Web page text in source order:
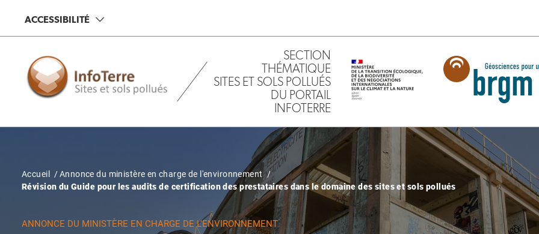
contenu
ACCESSIBILITÉ
SECTION
THÉMATIQUE
SITES ET SOLS POLLUÉS
DU PORTAIL
INFOTERRE
Fil
Accueil
Annonce du ministère en charge de l'environnement
Révision du Guide pour les audits de certification des prestataires dans le domaine des sites et sols pollués
ANNONCE DU MINISTÈRE EN CHARGE DE L'ENVIRONNEMENT